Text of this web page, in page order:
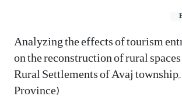
Analyzing the effects of tourism
on the reconstruction of rural
Rural Settlements of Avaj
Province)